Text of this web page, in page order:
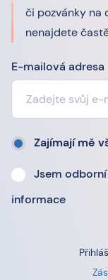
či pozvánky na
nenajdete
E-mailová adresa
Zajímají mě
Jsem
informace